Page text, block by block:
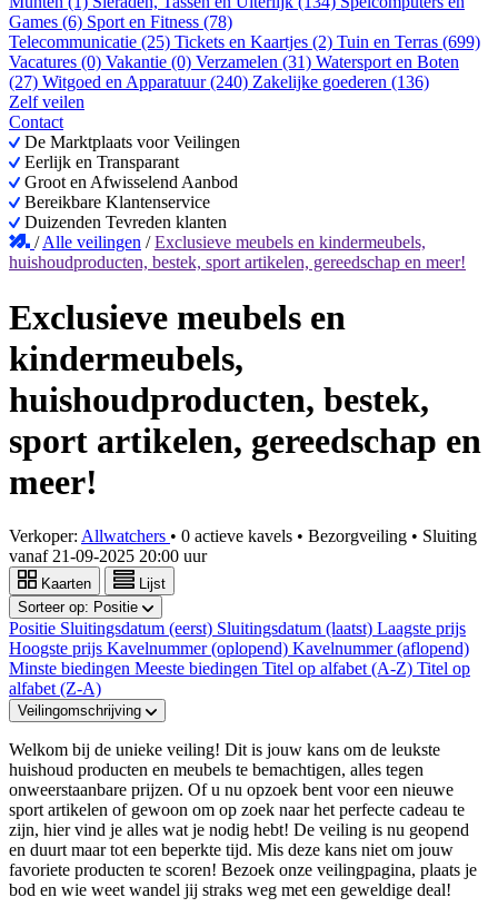
Games (6) Sport en Fitness (78)
Telecommunicatie (25) Tickets en Kaartjes (2) Tuin en Terras (699)
Vacatures (0) Vakantie (0) Verzamelen (31) Watersport en Boten
(27) Witgoed en Apparatuur (240) Zakelijke goederen (136)
Zelf veilen
Contact
De Marktplaats voor Veilingen
Eerlijk en Transparant
Groot en Afwisselend Aanbod
Bereikbare Klantenservice
Duizenden Tevreden klanten
/Alle veilingen /Exclusieve meubels en kindermeubels,
huishoudproducten, bestek, sport artikelen, gereedschap en meer!
Exclusieve meubels en
kindermeubels,
huishoudproducten, bestek,
sport artikelen, gereedschap en
meer!
Verkoper: Allwatchers • 0 actieve kavels • Bezorgveiling • Sluiting
vanaf 21-09-2025 20:00 uur
Kaarten
Lijst
Sorteer op: Positie
Positie Sluitingsdatum (eerst) Sluitingsdatum (laatst) Laagste prijs
Hoogste prijs Kavelnummer (oplopend) Kavelnummer (aflopend)
Minste biedingen Meeste biedingen Titel op alfabet (A-Z) Titel op
alfabet (Z-A)
Veilingomschrijving
Welkom bij de unieke veiling! Dit is jouw kans om de leukste
huishoud producten en meubels te bemachtigen, alles tegen
onweerstaanbare prijzen. Of u nu opzoek bent voor een nieuwe
sport artikelen of gewoon om op zoek naar het perfecte cadeau te
zijn, hier vind je alles wat je nodig hebt! De veiling is nu geopend
en duurt maar tot een beperkte tijd. Mis deze kans niet om jouw
favoriete producten te scoren! Bezoek onze veilingpagina, plaats je
bod en wie weet wandel jij straks weg met een geweldige deal!